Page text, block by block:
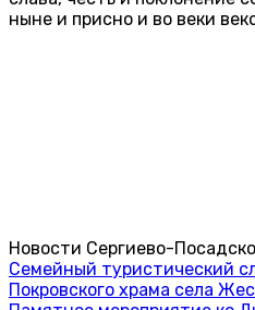
ныне и присно и во веки
Новости Сергиево-
Семейный туристический
Покровского храма села